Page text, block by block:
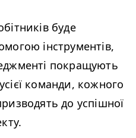
буде
інструментів,
покращують
команди, кожного
до успішної